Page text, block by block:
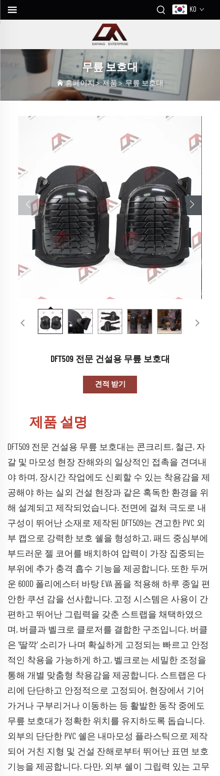
KO
무릎 보호대
홈페이지>제품>무릎 보호대
DFT509 전문 건설용 무릎 보호대
견적 받기
제품 설명
DFT509 전문 건설용 무릎 보호대는 콘크리트, 철근, 자
갈 및 마모성 현장 잔해와의 일상적인 접촉을 견뎌내
야 하며, 장시간 작업에도 신뢰할 수 있는 착용감을 제
공해야 하는 실외 건설 현장과 같은 혹독한 환경을 위
해 설계되고 제작되었습니다. 전면에 걸쳐 극도로 내
구성이 뛰어난 소재로 제작된 DFT509는 견고한 PVC 외
부 캡으로 강력한 보호 쉘을 형성하고, 패드 중심부에
부드러운 젤 코어를 배치하여 압력이 가장 집중되는
부위에 추가 충격 흡수 기능을 제공합니다. 또한 두꺼
운 600D 폴리에스터 바탕 EVA 폼을 적용해 하루 종일 편
안한 쿠션 감을 선사합니다. 고정 시스템은 사용이 간
편하고 뛰어난 그립력을 갖춘 스트랩을 채택하였으
며, 버클과 벨크로 클로저를 결합한 구조입니다. 버클
은 ‘딸깍’ 소리가 나며 확실하게 고정되는 빠르고 안정
적인 착용을 가능하게 하고, 벨크로는 세밀한 조정을
통해 개별 맞춤형 착용감을 제공합니다. 스트랩은 다
리에 단단하고 안정적으로 고정되어, 현장에서 기어
가거나 구부리거나 이동하는 등 활발한 동작 중에도
무릎 보호대가 정확한 위치를 유지하도록 돕습니다.
외부의 단단한 PVC 쉘은 내마모성 플라스틱으로 제작
되어 거친 지형 및 건설 잔해로부터 뛰어난 표면 보호
기능을 제공합니다. 다만, 외부 쉘이 그립력 있는 고무